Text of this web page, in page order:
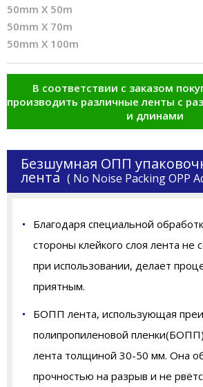
50mm X 50m
50mm X 70m
50mm X 100m
В соответствии с заказом
производить различные ленты с
и длинами
Безшумная ОПП
лента ( No Noise Packing OPP
Благодаря специальной
стороны клейкого слоя лента не
при использовании, делает
приятным.
БОПП лента, использующая
полипропиленовой
лента толщиной 30-50 мм. Она
прочностью на разрыв и не